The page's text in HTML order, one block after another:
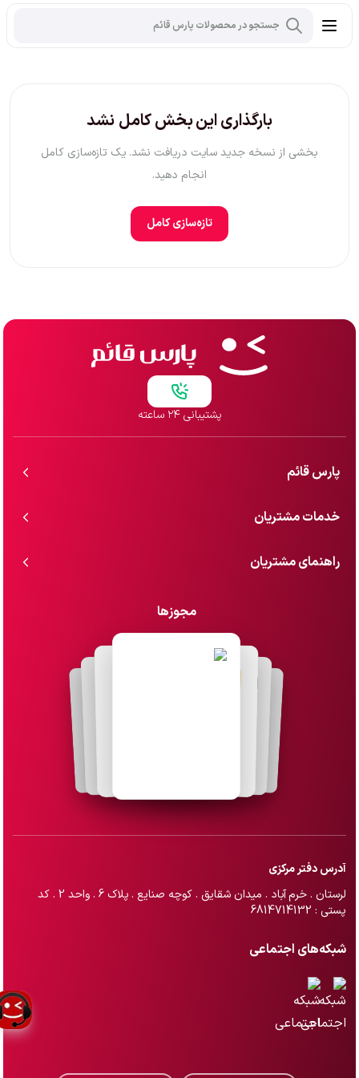
بارگذاری این بخش کامل نشد
بخشی از نسخه جدید سایت دریافت نشد. یک تازه‌سازی کامل
انجام دهید.
تازه‌سازی کامل
پشتیبانی ۲۴ ساعته
پارس قائم
خدمات مشتریان
راهنمای مشتریان
مجوزها
آدرس دفتر مرکزی
لرستان . خرم آباد . میدان شقایق . کوچه صنایع . پلاک 6 . واحد 2 . کد
پستی : 6814714132
شبکه‌های اجتماعی